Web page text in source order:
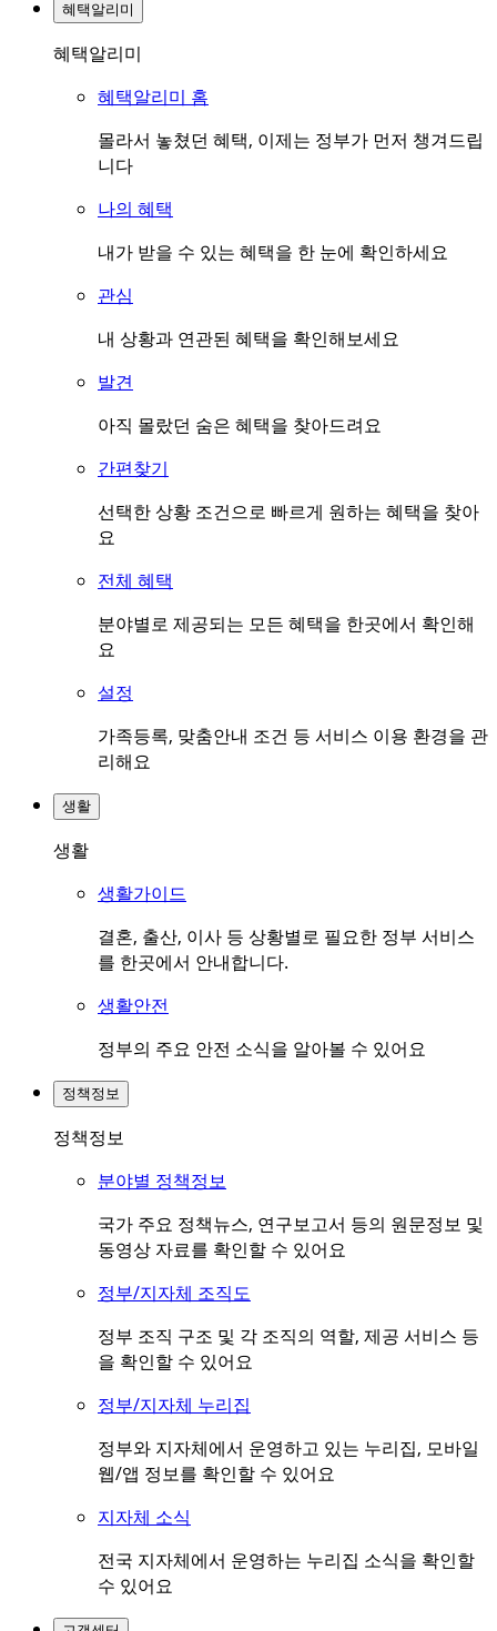
혜택알리미
혜택알리미
혜택알리미 홈
몰라서 놓쳤던 혜택, 이제는 정부가 먼저 챙겨드립
니다
나의 혜택
내가 받을 수 있는 혜택을 한 눈에 확인하세요
관심
내 상황과 연관된 혜택을 확인해보세요
발견
아직 몰랐던 숨은 혜택을 찾아드려요
간편찾기
선택한 상황 조건으로 빠르게 원하는 혜택을 찾아
요
전체 혜택
분야별로 제공되는 모든 혜택을 한곳에서 확인해
요
설정
가족등록, 맞춤안내 조건 등 서비스 이용 환경을 관
리해요
생활
생활
생활가이드
결혼, 출산, 이사 등 상황별로 필요한 정부 서비스
를 한곳에서 안내합니다.
생활안전
정부의 주요 안전 소식을 알아볼 수 있어요
정책정보
정책정보
분야별 정책정보
국가 주요 정책뉴스, 연구보고서 등의 원문정보 및
동영상 자료를 확인할 수 있어요
정부/지자체 조직도
정부 조직 구조 및 각 조직의 역할, 제공 서비스 등
을 확인할 수 있어요
정부/지자체 누리집
정부와 지자체에서 운영하고 있는 누리집, 모바일
웹/앱 정보를 확인할 수 있어요
지자체 소식
전국 지자체에서 운영하는 누리집 소식을 확인할
수 있어요